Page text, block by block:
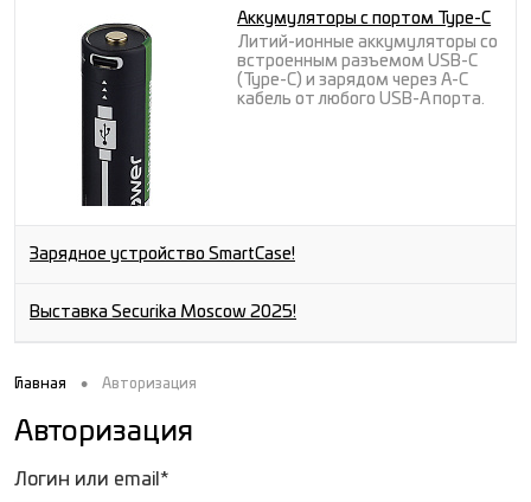
Аккумуляторы с портом Type-C
Литий-ионные аккумуляторы со
встроенным разъемом USB-C
(Type-C) и зарядом через A-C
кабель от любого USB-A порта.
Зарядное устройство SmartCase!
Выставка Securika Moscow 2025!
Главная • Авторизация
Авторизация
Логин или email*